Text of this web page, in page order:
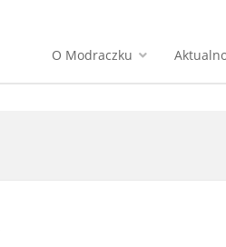
O Modraczku